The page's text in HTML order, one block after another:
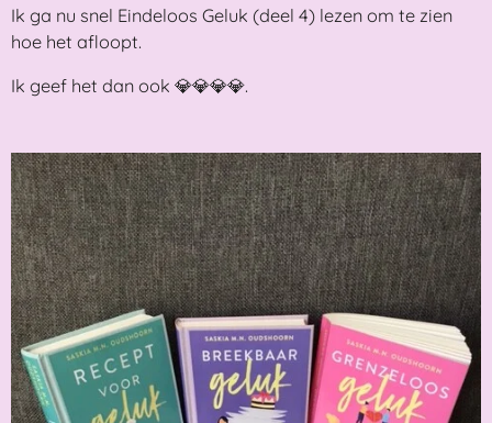
Ik ga nu snel Eindeloos Geluk (deel 4) lezen om te zien
hoe het afloopt.
Ik geef het dan ook 💎💎💎💎.